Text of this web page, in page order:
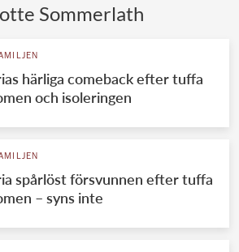
UTLÄNDSKT
KUNGAHUS
Svenska kungahuset
Brittiska kungahuset
REDAKTION
Sommerlath
härliga comeback efter tuffa
och isoleringen
spårlöst försvunnen efter tuffa
– syns inte